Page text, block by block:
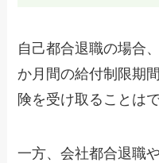
自己都合退職の場合
か月間の給付制限期
険を受け取ることは
一方、会社都合退職